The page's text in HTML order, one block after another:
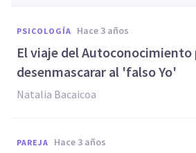
PSICOLOGÍA hace 3 años
El viaje del Autoconocimiento
desenmascarar al 'falso Yo'
Natalia Bacaicoa
PAREJA hace 3 años